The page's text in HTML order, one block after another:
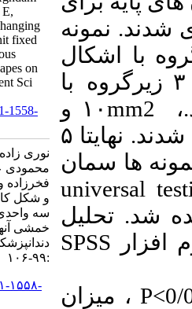
M, Mahmoudi A, Shafiee E,
Fakhrzadeh V. Effect of changing
connector area of three-unit fixed
zirconia prosthesis in various
silhouette and elliptical shapes on
flexural strength. J Res Dent Sci
2025; 22 (2) :99-106
URL:http://jrds.ir/article-1-1558-
نوری زاده امین، کهیائی اقدم مینا،
محمودی عارف، شفیعی الناز،
فخرزاده وحید. تاثیر تغییر مساحت
و شکل کانکتورهای پروتزهای ثابت
سه واحدی زیرکونیا بر استحکام
خمشی آنها. مجله تحقیق در علوم
دندانپزشکی. ۱۴۰۴; ۲۲ (۲)
:۹۹-۱۰۶
URL:http://jrds.ir/article-۱-۱۵۵۸-